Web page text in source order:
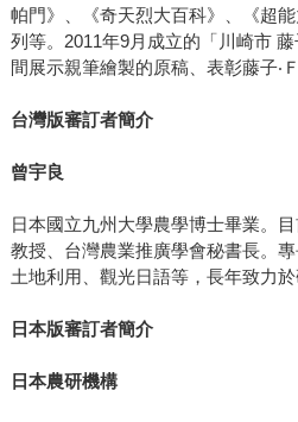
帕門》、《奇天烈大百科》、《超
列等。2011年9月成立的「川崎市 藤
間展示親筆繪製的原稿、表彰藤子‧
台灣版審訂者簡介
曾宇良
日本國立九州大學農學博士畢業。
教授、台灣農業推廣學會秘書長。專
土地利用、觀光日語等，長年致力於
日本版審訂者簡介
日本農研機構